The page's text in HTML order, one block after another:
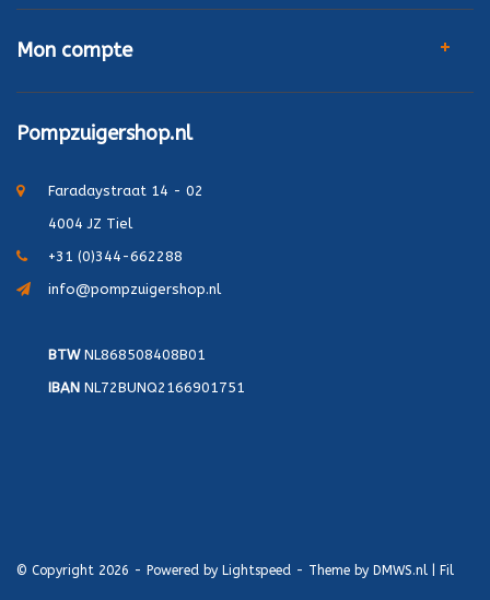
Mon compte
Pompzuigershop.nl
Faradaystraat 14 - 02
4004 JZ Tiel
+31 (0)344-662288
info@pompzuigershop.nl
BTWNL868508408B01
IBAN NL72BUNQ2166901751
© Copyright 2026 - Powered by Lightspeed - Theme by DMWS.nl Fil